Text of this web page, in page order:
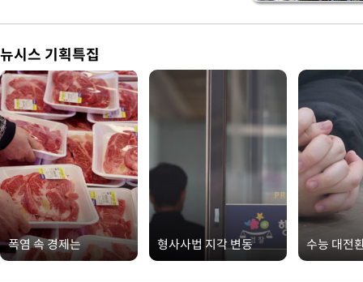
뉴시스 기획특집
폭염 속 경제는 형사사법 지각 변동 수능 대전